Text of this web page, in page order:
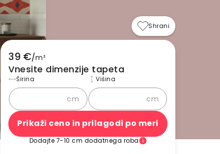
Shrani
39 €/m²
Vnesite dimenzije tapeta
Širina
cm
Višina
cm
Prikaži ceno in prilagodi po meri
Dodajte 7-10 cm dodatnega roba